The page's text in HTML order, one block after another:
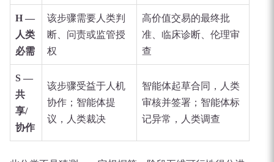
H —
人类
必需
该步骤需要人类判
断、问责或监管授
权
高价值交易的最终批
准、临床诊断、伦理审
查
S —
共
享/
协作
该步骤受益于人机
协作；智能体提
议，人类裁决
智能体起草合同，人类
审核并签署；智能体标
记异常，人类调查